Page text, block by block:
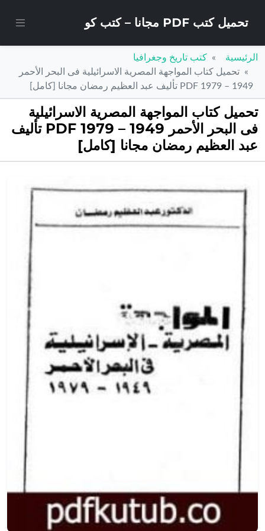
تحميل كتب PDF مجانا – كتب كو
الرئيسية
كتب تاريخ وجغرافيا
تحميل كتاب المواجهة المصرية الاسرائيلية فى البحر الأحمر
1949 – 1979 PDF تأليف عبد العظيم رمضان مجانا [كامل]
تحميل كتاب المواجهة المصرية الاسرائيلية
فى البحر الأحمر 1949 – 1979 PDF تأليف
عبد العظيم رمضان مجانا [كامل]